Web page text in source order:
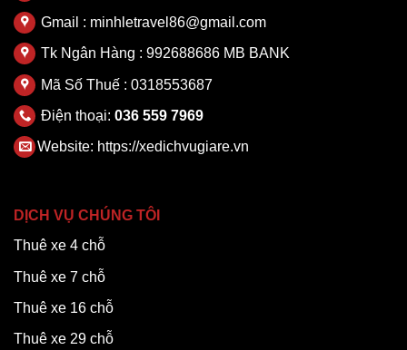
Gmail : minhletravel86@gmail.com
Tk Ngân Hàng : 992688686 MB BANK
Mã Số Thuế : 0318553687
Điện thoại: 036 559 7969
Website: https://xedichvugiare.vn
DỊCH VỤ CHÚNG TÔI
Thuê xe 4 chỗ
Thuê xe 7 chỗ
Thuê xe 16 chỗ
Thuê xe 29 chỗ